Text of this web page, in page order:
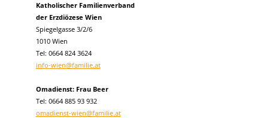
Katholischer Familienverband
der Erzdiözese Wien
Spiegelgasse 3/2/6
1010 Wien
Tel: 0664 824 3624
info-wien@familie.at
Omadienst: Frau Beer
Tel: 0664 885 93 932
omadienst-wien@familie.at